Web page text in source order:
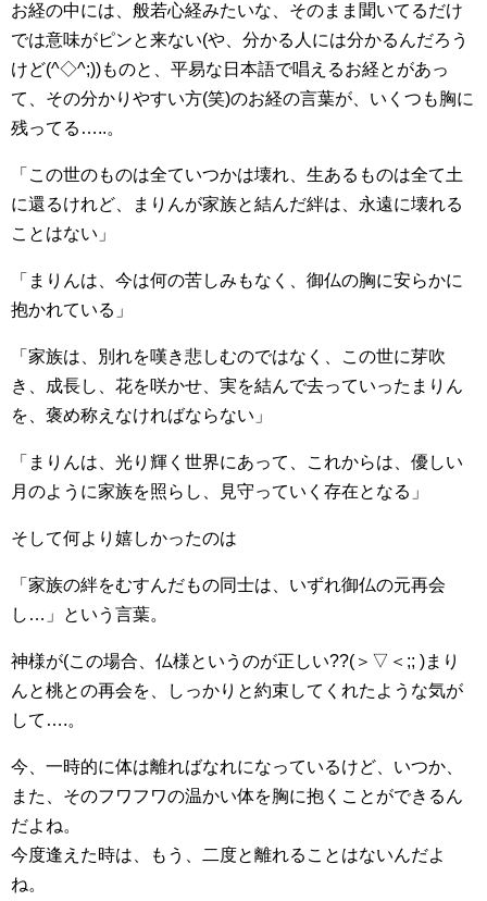
お経の中には、般若心経みたいな、そのまま聞いてるだけ
では意味がピンと来ない(や、分かる人には分かるんだろう
けど(^◇^;))ものと、平易な日本語で唱えるお経とがあっ
て、その分かりやすい方(笑)のお経の言葉が、いくつも胸に
残ってる…..。
「この世のものは全ていつかは壊れ、生あるものは全て土
に還るけれど、まりんが家族と結んだ絆は、永遠に壊れる
ことはない」
「まりんは、今は何の苦しみもなく、御仏の胸に安らかに
抱かれている」
「家族は、別れを嘆き悲しむのではなく、この世に芽吹
き、成長し、花を咲かせ、実を結んで去っていったまりん
を、褒め称えなければならない」
「まりんは、光り輝く世界にあって、これからは、優しい
月のように家族を照らし、見守っていく存在となる」
そして何より嬉しかったのは
「家族の絆をむすんだもの同士は、いずれ御仏の元再会
し…」という言葉。
神様が(この場合、仏様というのが正しい??(＞▽＜;; )まり
んと桃との再会を、しっかりと約束してくれたような気が
して….。
今、一時的に体は離ればなれになっているけど、いつか、
また、そのフワフワの温かい体を胸に抱くことができるん
だよね。
今度逢えた時は、もう、二度と離れることはないんだよ
ね。